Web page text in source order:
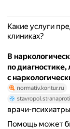
Какие услуги
клиниках?
В
по
с
normativ.kontur.ru
врачи-
Помощь может